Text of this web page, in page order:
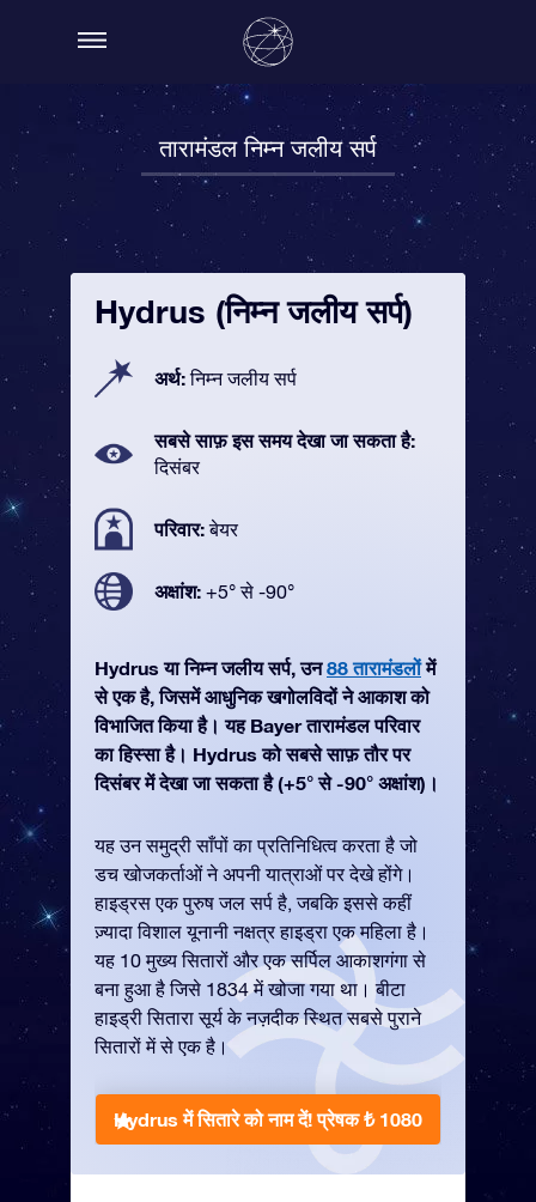
तारामंडल निम्न जलीय सर्प
Hydrus (निम्न जलीय सर्प)
अर्थ:निम्न जलीय सर्प
सबसे साफ़ इस समय देखा जा सकता है:
दिसंबर
परिवार:बेयर
अक्षांश: +5° से -90°
Hydrus या निम्न जलीय सर्प, उन88 तारामंडलोंमें
से एक है, जिसमें आधुनिक खगोलविदों ने आकाश को
विभाजित किया है। यह Bayer तारामंडल परिवार
का हिस्सा है। Hydrus को सबसे साफ़ तौर पर
दिसंबर में देखा जा सकता है (+5° से -90° अक्षांश)।
यह उन समुद्री साँपों का प्रतिनिधित्व करता है जो
डच खोजकर्ताओं ने अपनी यात्राओं पर देखे होंगे।
हाइड्रस एक पुरुष जल सर्प है, जबकि इससे कहीं
ज़्यादा विशाल यूनानी नक्षत्र हाइड्रा एक महिला है।
यह 10 मुख्य सितारों और एक सर्पिल आकाशगंगा से
बना हुआ है जिसे 1834 में खोजा गया था। बीटा
हाइड्री सितारा सूर्य के नज़दीक स्थित सबसे पुराने
सितारों में से एक है।
Hydrus में सितारे को नाम दें!प्रेषक ₺ 1080